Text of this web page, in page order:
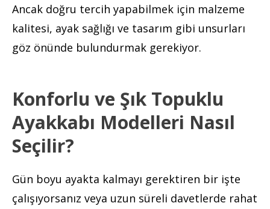
Ancak doğru tercih yapabilmek için malzeme
kalitesi, ayak sağlığı ve tasarım gibi unsurları
göz önünde bulundurmak gerekiyor.
Konforlu ve Şık Topuklu
Ayakkabı Modelleri Nasıl
Seçilir?
Gün boyu ayakta kalmayı gerektiren bir işte
çalışıyorsanız veya uzun süreli davetlerde rahat